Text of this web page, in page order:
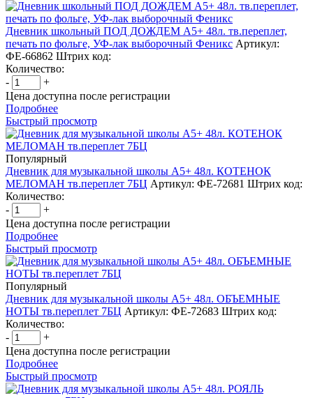
Дневник школьный ПОД ДОЖДЕМ А5+ 48л. тв.переплет,
печать по фольге, УФ-лак выборочный Феникс Артикул:
ФЕ-66862 Штрих код:
Количество:
-
+
Цена доступна после регистрации
Подробнее
Быстрый просмотр
Популярный
Дневник для музыкальной школы А5+ 48л. КОТЕНОК
МЕЛОМАН тв.переплет 7БЦ Артикул: ФЕ-72681 Штрих код:
Количество:
-
+
Цена доступна после регистрации
Подробнее
Быстрый просмотр
Популярный
Дневник для музыкальной школы А5+ 48л. ОБЪЕМНЫЕ
НОТЫ тв.переплет 7БЦ Артикул: ФЕ-72683 Штрих код:
Количество:
-
+
Цена доступна после регистрации
Подробнее
Быстрый просмотр